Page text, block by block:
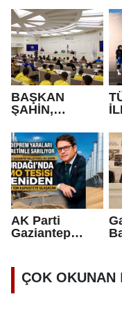
RENKLİ
GÖRÜNTÜLER
LE AÇILDI
BAŞKAN
ŞAHİN,
BELEDİYE
SPOR
KULÜBÜ’NÜN
BAŞARILI
SPORCULARIY
LA BİR ARAYA
GELDİ
AK Parti
Gaziantep
Nurdağı
müjdesi
ÇOK OKUNAN